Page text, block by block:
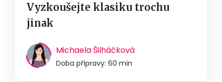
Vyzkoušejte klasiku trochu
jinak
Michaela Šilháčková
Doba přípravy: 60 min